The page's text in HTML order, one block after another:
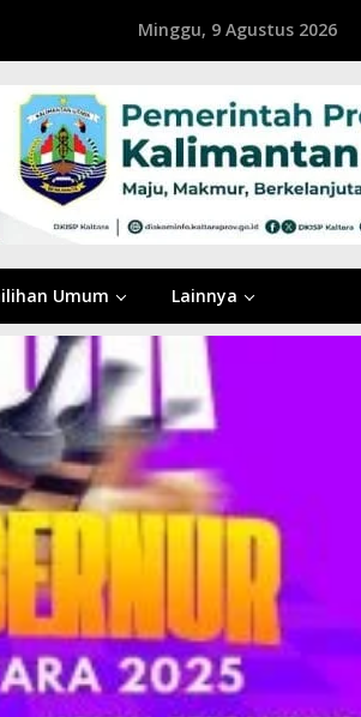
Minggu, 9 Agustus 2026
Umum Lainnya